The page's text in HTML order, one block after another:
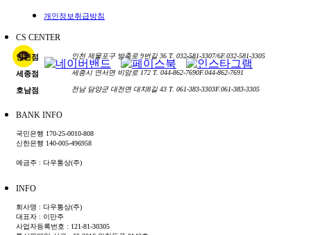
개인정보취급방침
CS CENTER
인천점 인천 제물포구 방축로 9번길 36 T. 032-581-3307/6F.032-581-3305
세종점 세종시 연서면 비암로 172 T. 044-862-7690F.044-862-7691
호남점 전남 담양군 대전면 대치8길 43 T. 061-383-3303F.061-383-3305
BANK INFO
국민은행 170-25-0010-808
신한은행 140-005-496958
예금주 : 다우통상(주)
INFO
회사명 : 다우통상(주)
대표자 : 이만주
사업자등록번호 : 121-81-30305